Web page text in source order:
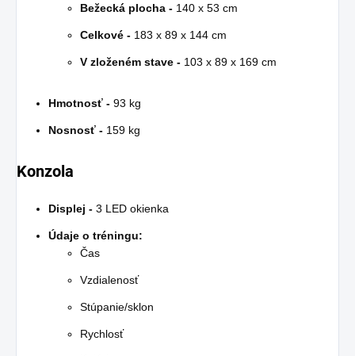
Bežecká plocha - 140 x 53 cm
Celkové - 183 x 89 x 144 cm
V zloženém stave - 103 x 89 x 169 cm
Hmotnosť - 93 kg
Nosnosť - 159 kg
Konzola
Displej - 3 LED okienka
Údaje o tréningu:
Čas
Vzdialenosť
Stúpanie/sklon
Rychlosť